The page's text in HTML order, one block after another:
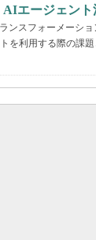
エージェン
ンスフォーメーシ
を利用する際の課